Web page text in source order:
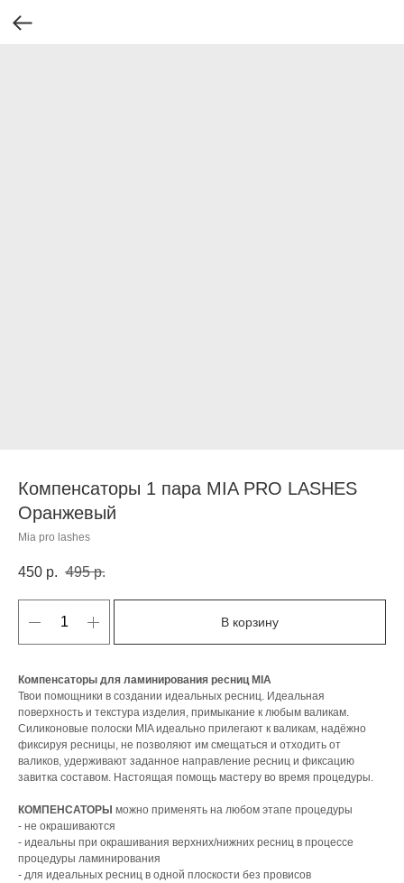
Компенсаторы 1 пара MIA PRO LASHES
Оранжевый
Mia pro lashes
450 р. 495 р.
В корзину
Компенсаторы для ламинирования ресниц MIA
Твои помощники в создании идеальных ресниц. Идеальная
поверхность и текстура изделия, примыкание к любым валикам.
Силиконовые полоски MIA идеально прилегают к валикам, надёжно
фиксируя ресницы, не позволяют им смещаться и отходить от
валиков, удерживают заданное направление ресниц и фиксацию
завитка составом. Настоящая помощь мастеру во время процедуры.
КОМПЕНСАТОРЫ можно применять на любом этапе процедуры
- не окрашиваются
- идеальны при окрашивания верхних/нижних ресниц в процессе
процедуры ламинирования
- для идеальных ресниц в одной плоскости без провисов